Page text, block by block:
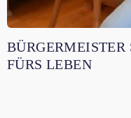
FÜRS LEBEN